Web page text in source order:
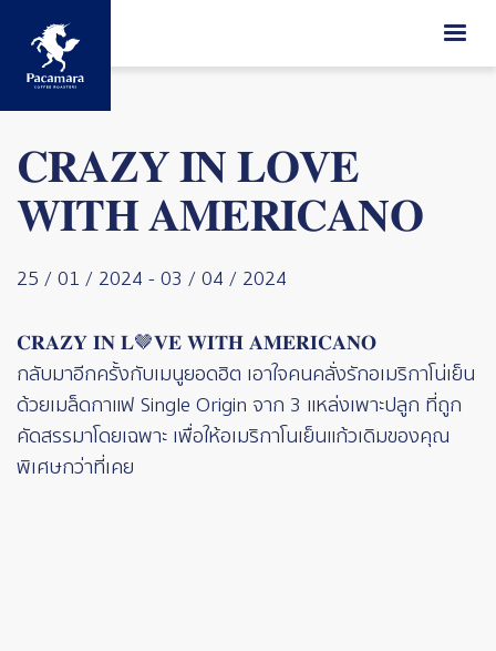
ข้ามไปยังเนื้อหาหลัก
𝐂𝐑𝐀𝐙𝐘 𝐈𝐍 𝐋𝐎𝐕𝐄
𝐖𝐈𝐓𝐇 𝐀𝐌𝐄𝐑𝐈𝐂𝐀𝐍𝐎
25 / 01 / 2024 - 03 / 04 / 2024
𝐂𝐑𝐀𝐙𝐘 𝐈𝐍 𝐋🤎𝐕𝐄 𝐖𝐈𝐓𝐇 𝐀𝐌𝐄𝐑𝐈𝐂𝐀𝐍𝐎
กลับมาอีกครั้งกับเมนูยอดฮิต เอาใจคนคลั่งรักอเมริกาโน่เย็น
ด้วยเมล็ดกาแฟ Single Origin จาก 3 แหล่งเพาะปลูก ที่ถูก
คัดสรรมาโดยเฉพาะ เพื่อให้อเมริกาโนเย็นแก้วเดิมของคุณ
พิเศษกว่าที่เคย